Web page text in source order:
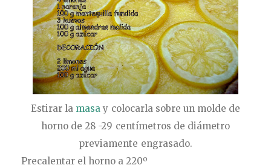
Estirar la masay colocarla sobre un molde de
horno de 28 -29 centímetros de diámetro
previamente engrasado.
Precalentar el horno a 220º